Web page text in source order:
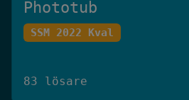
Phototub
SSM 2022 Kval
83 lösare